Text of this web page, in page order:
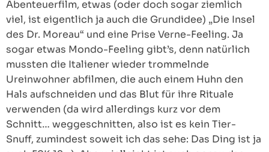
Abenteuerfilm, etwas (oder doch sogar ziemlich
viel, ist eigentlich ja auch die Grundidee) „Die Insel
des Dr. Moreau“ und eine Prise Verne-Feeling. Ja
sogar etwas Mondo-Feeling gibt’s, denn natürlich
mussten die Italiener wieder trommelnde
Ureinwohner abfilmen, die auch einem Huhn den
Hals aufschneiden und das Blut für ihre Rituale
verwenden (da wird allerdings kurz vor dem
Schnitt… weggeschnitten, also ist es kein Tier-
Snuff, zumindest soweit ich das sehe: Das Ding ist ja